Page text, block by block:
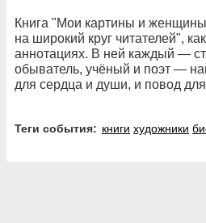
Книга "Мои картины и
на широкий круг читателей",
аннотациях. В ней каждый —
обыватель, учёный и поэт —
для сердца и души, и повод
Теги события: книги художники